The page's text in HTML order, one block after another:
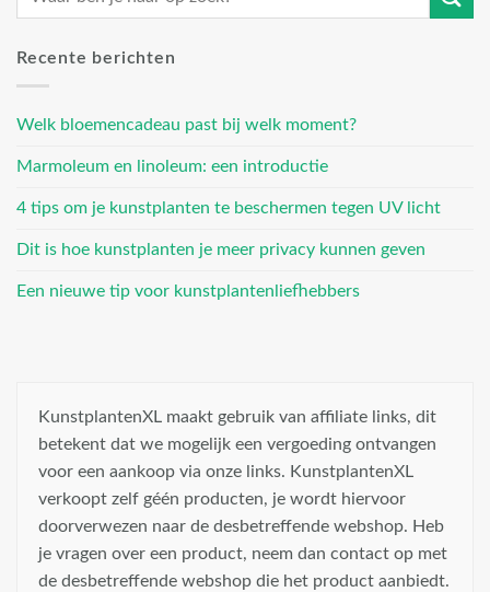
Recente berichten
Welk bloemencadeau past bij welk moment?
Marmoleum en linoleum: een introductie
4 tips om je kunstplanten te beschermen tegen UV licht
Dit is hoe kunstplanten je meer privacy kunnen geven
Een nieuwe tip voor kunstplantenliefhebbers
KunstplantenXL maakt gebruik van affiliate links, dit
betekent dat we mogelijk een vergoeding ontvangen
voor een aankoop via onze links. KunstplantenXL
verkoopt zelf géén producten, je wordt hiervoor
doorverwezen naar de desbetreffende webshop. Heb
je vragen over een product, neem dan contact op met
de desbetreffende webshop die het product aanbiedt.